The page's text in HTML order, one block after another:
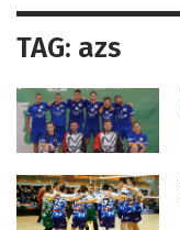
TAG: azs